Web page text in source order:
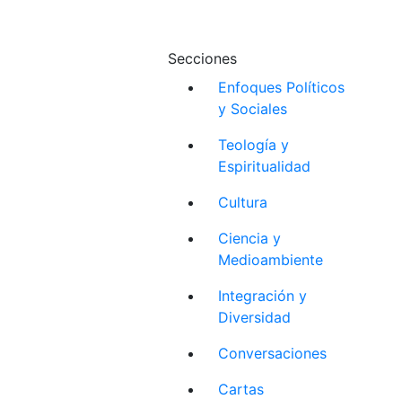
Secciones
Enfoques Políticos
y Sociales
Teología y
Espiritualidad
Cultura
Ciencia y
Medioambiente
Integración y
Diversidad
Conversaciones
Cartas